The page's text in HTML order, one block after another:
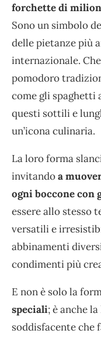
forchette di
Sono un simbolo
delle pietanze più
internazionale.
pomodoro
come gli spaghetti
questi sottili e
un’icona culinaria.
La loro forma
invitandoa
ogni boccone con
essere allo stesso
versatili e
abbinamenti
condimenti più
E non è solo la
speciali; è anche
soddisfacente che